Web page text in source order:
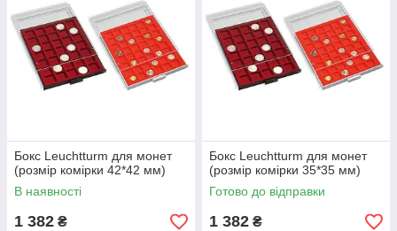
Бокс Leuchtturm для монет
(розмір комірки 42*42 мм)
В наявності
1 382 ₴
Бокс Leuchtturm для монет
(розмір комірки 35*35 мм)
Готово до відправки
1 382 ₴